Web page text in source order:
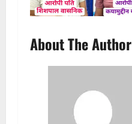
About The Author